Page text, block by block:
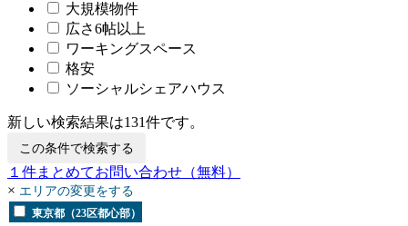
大規模物件
広さ6帖以上
ワーキングスペース
格安
ソーシャルシェアハウス
新しい検索結果は131件です。
この条件で検索する
１ 件まとめてお問い合わせ （無料）
× エリアの変更をする
東京都（23区都心部）